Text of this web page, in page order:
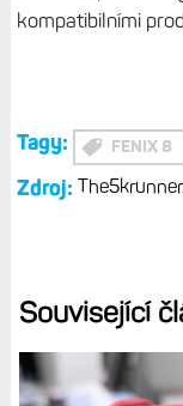
lyžování budete
požadovanou
a hodinky vás
Pokud se
hodinky ji
kompatibilními